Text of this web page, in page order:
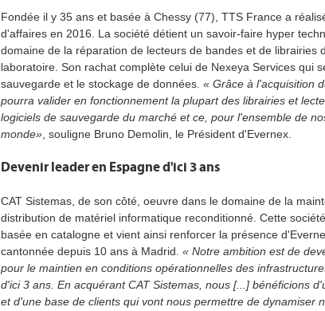
Fondée il y 35 ans et basée à Chessy (77), TTS France a
d'affaires en 2016. La société détient un savoir-faire hyper
domaine de la réparation de lecteurs de bandes et de librairies
laboratoire. Son rachat complète celui de Nexeya Services qui
sauvegarde et le stockage de données. « Grâce à l'acquisition
pourra valider en fonctionnement la plupart des librairies et
logiciels de sauvegarde du marché et ce, pour l'ensemble de
monde» , souligne Bruno Demolin, le Président d'Evernex.
Devenir leader en Espagne d'ici 3 ans
CAT Sistemas, de son côté, oeuvre dans le domaine de la
distribution de matériel informatique reconditionné. Cette
basée en catalogne et vient ainsi renforcer la présence
cantonnée depuis 10 ans à Madrid. « Notre ambition est de
pour le maintien en conditions opérationnelles des
d'ici 3 ans. En acquérant CAT Sistemas, nous [...] bénéficions
et d'une base de clients qui vont nous permettre de dynamiser